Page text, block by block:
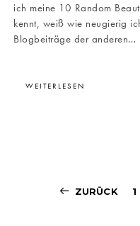
ich meine 10 Random
kennt, weiß wie neugierig
Blogbeiträge der anderen…
WEITERLESEN
ZURÜCK 1